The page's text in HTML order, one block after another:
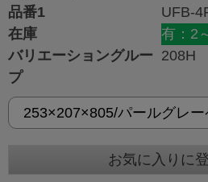
品番1
UFB-
在庫
有：2
バリエーショングルー
プ
208H
お気に入りに